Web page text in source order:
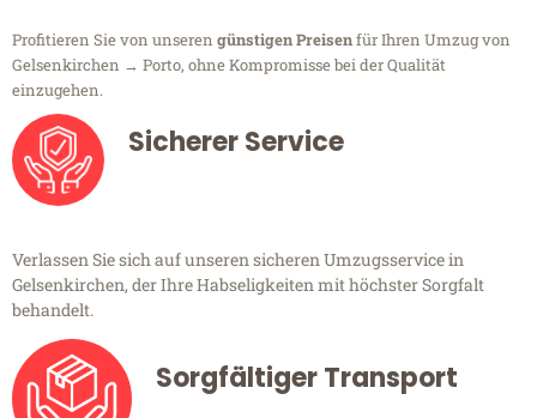
Profitieren Sie von unseren günstigen Preisenfür Ihren Umzug von
Gelsenkirchen → Porto, ohne Kompromisse bei der Qualität
einzugehen.
Sicherer Service
Verlassen Sie sich auf unseren sicheren Umzugsservice in
Gelsenkirchen, der Ihre Habseligkeiten mit höchster Sorgfalt
behandelt.
Sorgfältiger Transport